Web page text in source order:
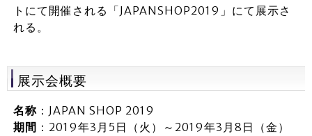
トにて開催される「JAPANSHOP2019」にて展示さ
れる。
展示会概要
名称：JAPAN SHOP 2019
期間 ：2019年3月5日（火）～2019年3月8日（金）